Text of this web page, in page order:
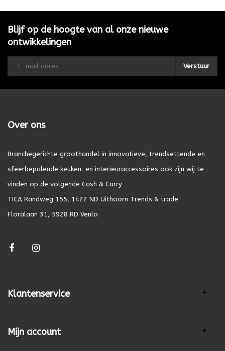
Blijf op de hoogte van al onze nieuwe
ontwikkelingen
Verstuur
Over ons
Branchegerichte groothandel in innovatieve, trendsettende en
sfeerbepalende keuken-en interieuraccessoires ook zijn wij te
vinden op de volgende Cash & Carry
TICA Randweg 155, 1422 ND Uithoorn Trends & trade
Floralaan 31, 5928 RD Venlo
Klantenservice
Mijn account